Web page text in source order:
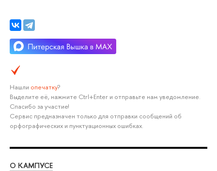
Нашли опечатку?
Выделите её, нажмите Ctrl+Enter и отправьте нам уведомление.
Спасибо за участие!
Сервис предназначен только для отправки сообщений об
орфографических и пунктуационных ошибках.
О КАМПУСЕ